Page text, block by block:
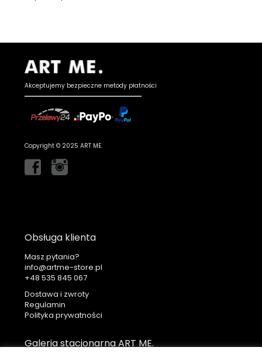
Akceptujemy bezpieczne metody płatności
Copyright © 2025 ART ME.
Obsługa klienta
Masz pytania?
info@artme-store.pl
+48
Dostawa i zwroty
Regulamin
Polityka prywatności
Galeria stacjonarna ART ME.